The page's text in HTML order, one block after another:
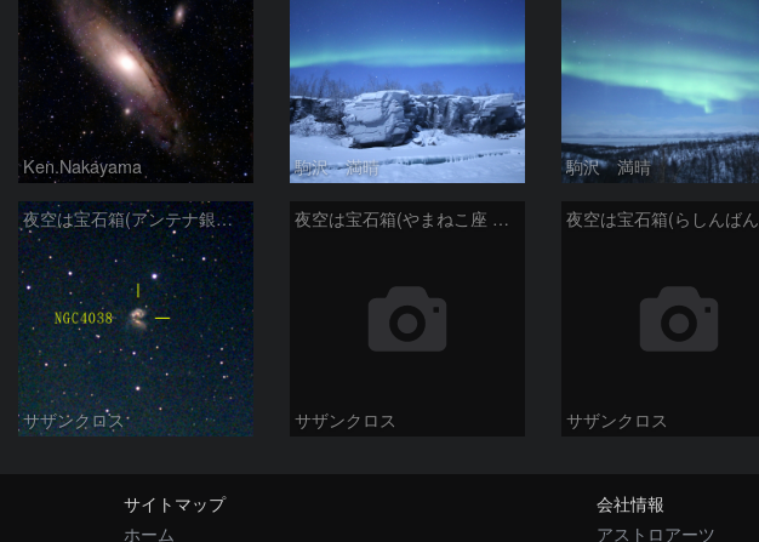
Ken.Nakayama 駒沢 満晴 駒沢 満晴
夜空は宝石箱(アンテナ銀河 NGC4038) Seestar50
サザンクロス
夜空は宝石箱(やまねこ座 NGC2683) Seestar50
サザンクロス サザンクロス
サイトマップ
ホーム
会社情報
アストロアーツ